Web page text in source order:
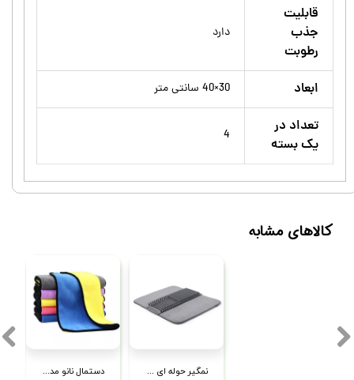
قابلیت
جذب
رطوبت
دارد
ابعاد 30×40 سانتی متر
تعداد در
یک بسته
4
دستمال نانو مدل میکروفایبر
نمگیر حوله ای و استند ظروف مدل رایکا
کالاهای مشابه